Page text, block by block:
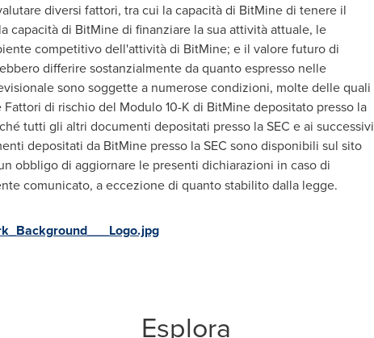
diversi fattori, tra cui la capacità di BitMine di tenere il
di BitMine di finanziare la sua attività attuale, le
competitivo dell'attività di BitMine; e il valore futuro di
differire sostanzialmente da quanto espresso nelle
sono soggette a numerose condizioni, molte delle quali
di rischio del Modulo 10-K di BitMine depositato presso la
tutti gli altri documenti depositati presso la SEC e ai successivi
depositati da BitMine presso la SEC sono disponibili sul sito
obbligo di aggiornare le presenti dichiarazioni in caso di
comunicato, a eccezione di quanto stabilito dalla legge.
Esplora